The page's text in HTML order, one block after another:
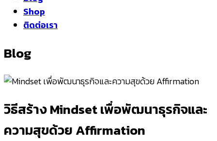
Shop
ติดต่อเรา
Blog
วิธีสร้าง Mindset เพื่อพัฒนาธุรกิจและ
ความสุขด้วย Affirmation